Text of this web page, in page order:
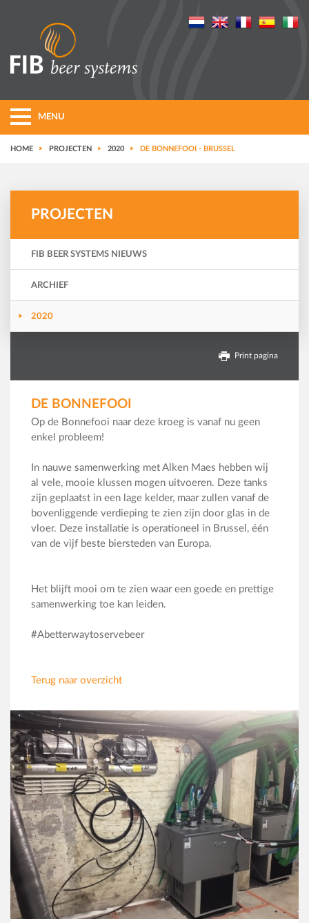
MENU
HOME PROJECTEN 2020 DE BONNEFOOI - BRUSSEL
PROJECTEN
FIB BEER SYSTEMS NIEUWS
ARCHIEF
2020
Print pagina
DE BONNEFOOI
Op de Bonnefooi naar deze kroeg is vanaf nu geen
enkel probleem!
In nauwe samenwerking met Alken Maes hebben wij
al vele, mooie klussen mogen uitvoeren. Deze tanks
zijn geplaatst in een lage kelder, maar zullen vanaf de
bovenliggende verdieping te zien zijn door glas in de
vloer. Deze installatie is operationeel in Brussel, één
van de vijf beste biersteden van Europa.
Het blijft mooi om te zien waar een goede en prettige
samenwerking toe kan leiden.
#Abetterwaytoservebeer
Terug naar overzicht